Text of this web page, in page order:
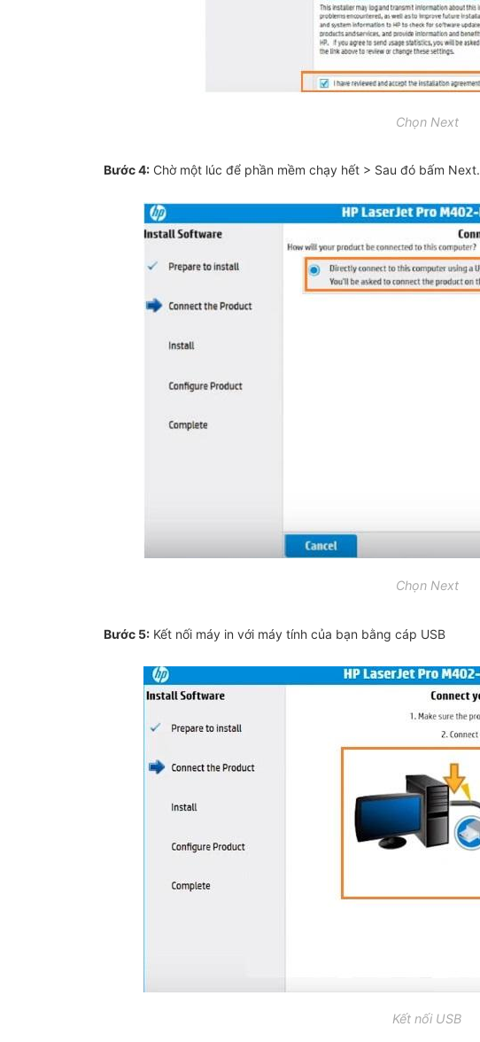
Chọn Next
Bước 4: Chờ một lúc để phần mềm chạy hết > Sau đó bấm Next.
Chọn Next
Bước 5: Kết nối máy in với máy tính của bạn bằng cáp USB
Kết nối USB